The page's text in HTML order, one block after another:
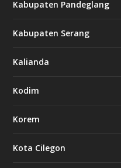
Kabupaten Pandeglang
Kabupaten Serang
Kalianda
Kodim
Korem
Kota Cilegon